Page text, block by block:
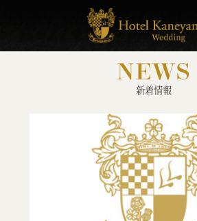
NEWS
新着情報